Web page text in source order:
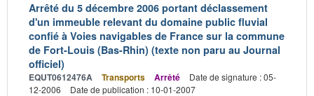
Arrêté du 5 décembre 2006 portant déclassement
d'un immeuble relevant du domaine public fluvial
confié à Voies navigables de France sur la commune
de Fort-Louis (Bas-Rhin) (texte non paru au Journal
officiel)
EQUT0612476A Transports Arrêté
Date de signature : 05-
12-2006
Date de publication : 10-01-2007